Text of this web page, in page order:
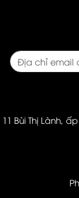
11 Bùi Thị Lành,